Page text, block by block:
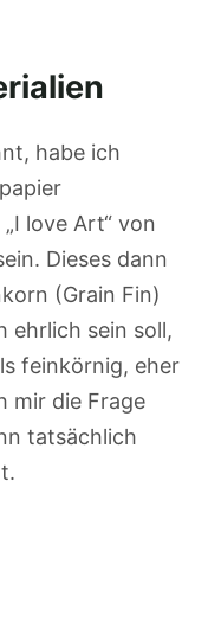
habe ich
love Art“ von
Dieses dann
(Grain Fin)
ehrlich sein soll,
feinkörnig, eher
mir die Frage
tatsächlich